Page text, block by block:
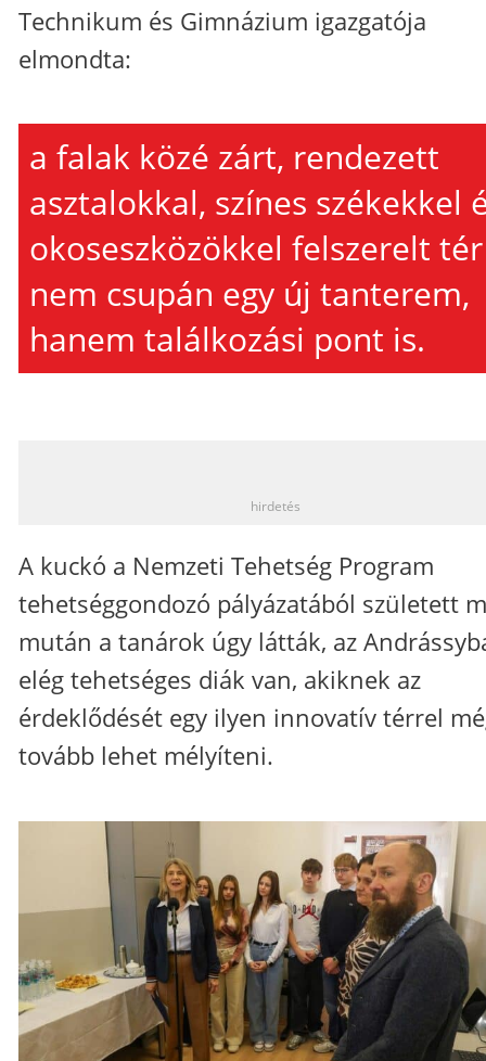
Technikum és Gimnázium igazgatója
elmondta:
a falak közé zárt, rendezett
asztalokkal, színes székekkel
okoseszközökkel felszerelt tér
nem csupán egy új tanterem,
hanem találkozási pont is.
hirdetés
A kuckó a Nemzeti Tehetség Program
tehetséggondozó pályázatából született
mután a tanárok úgy látták, az
elég tehetséges diák van, akiknek az
érdeklődését egy ilyen innovatív térrel
tovább lehet mélyíteni.